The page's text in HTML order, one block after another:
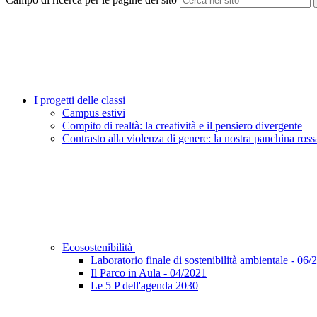
I progetti delle classi
Campus estivi
Compito di realtà: la creatività e il pensiero divergente
Contrasto alla violenza di genere: la nostra panchina
Ecosostenibilità
Laboratorio finale di sostenibilità ambientale - 06/
Il Parco in Aula - 04/2021
Le 5 P dell'agenda 2030